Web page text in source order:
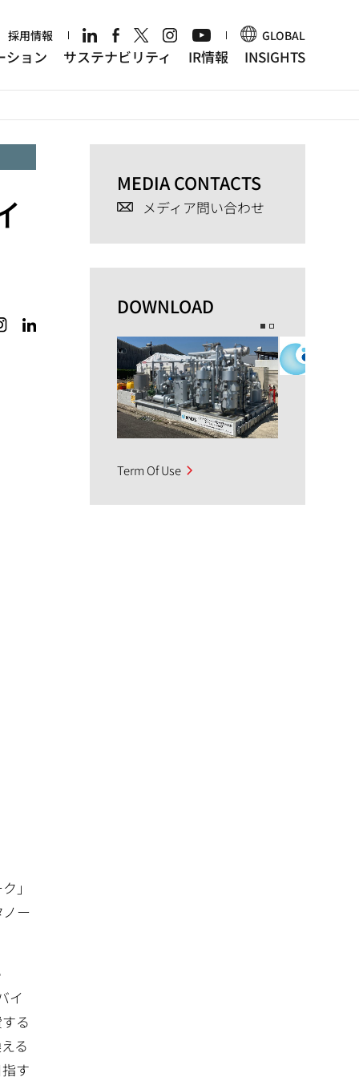
採用情報 GLOBAL
ション サステナビリティ IR情報 INSIGHTS
」
ー
イ
る
る
す
MEDIA CONTACTS
メディア問い合わせ
DOWNLOAD
Term Of Use